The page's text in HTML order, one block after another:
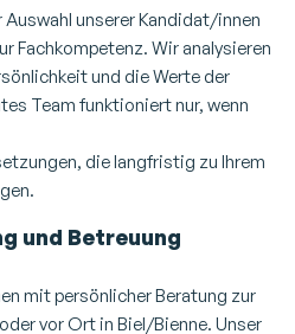
unserer Kandidat/innen
Fachkompetenz. Wir analysieren
und die Werte der
Team funktioniert nur, wenn
die langfristig zu Ihrem
und Betreuung
mit persönlicher Beratung zur
vor Ort in Biel/Bienne. Unser